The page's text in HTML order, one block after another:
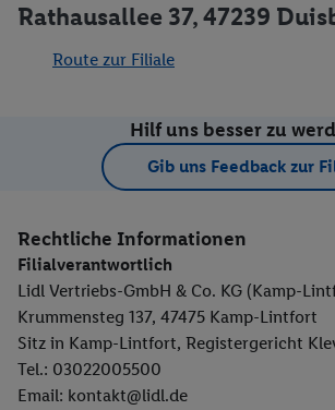
Rathausallee 37, 47239
Route zur Filiale
Hilf uns besser zu
Gib uns Feedback zur
Rechtliche Informationen
Filialverantwortlich
Lidl Vertriebs-GmbH & Co. KG (Kamp-
Krummensteg 137, 47475 Kamp-Lintfort
Sitz in Kamp-Lintfort, Registergericht
Tel.: 03022005500
Email: kontakt@lidl.de